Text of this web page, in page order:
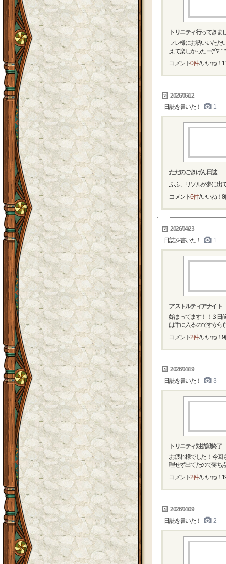
トリニティ行ってきま
フレ様にお誘いいただ
えて楽しかったー(*´∇｀
コメント0件/ いいね！
2026/06/12
日誌を書いた！
1
ただのごきげん日誌
ふふ、リソルが夢に出
コメント6件/ いいね！ 8
2026/04/23
日誌を書いた！
1
アストルティアナイ
始まってます！！３日
は手に入る のですから
コメント2件/ いいね！ 9
2026/04/19
日誌を書いた！
3
トリニティ対抗戦終了
お疲れ様でした！ 今回
理せず出てたので勝ち
コメント2件/ いいね！
2026/04/09
日誌を書いた！
2